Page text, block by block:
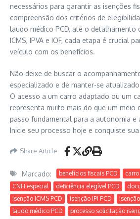
necessários para garantir as isenções
compreensão dos critérios de
laudo médico PCD, até o detalhamento
ICMS, IPVA e IOF, cada etapa é crucial
veículo com os benefícios.
Não deixe de buscar o
especializado e de manter-se
O acesso a um carro adaptado ou um
representa muito mais do que um meio
passo fundamental para a autonomia e
Inicie seu processo hoje e conquiste
Share Article
Marcado: benefícios fiscais PCD
CNH especial
deficiência elegível PCD
isenção ICMS PCD
isenção IPI PCD
laudo médico PCD
processo solicitação